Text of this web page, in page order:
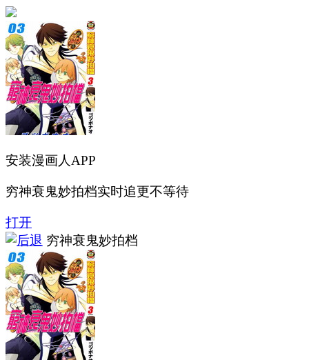
安装漫画人APP
穷神衰鬼妙拍档实时追更不等待
打开
穷神衰鬼妙拍档